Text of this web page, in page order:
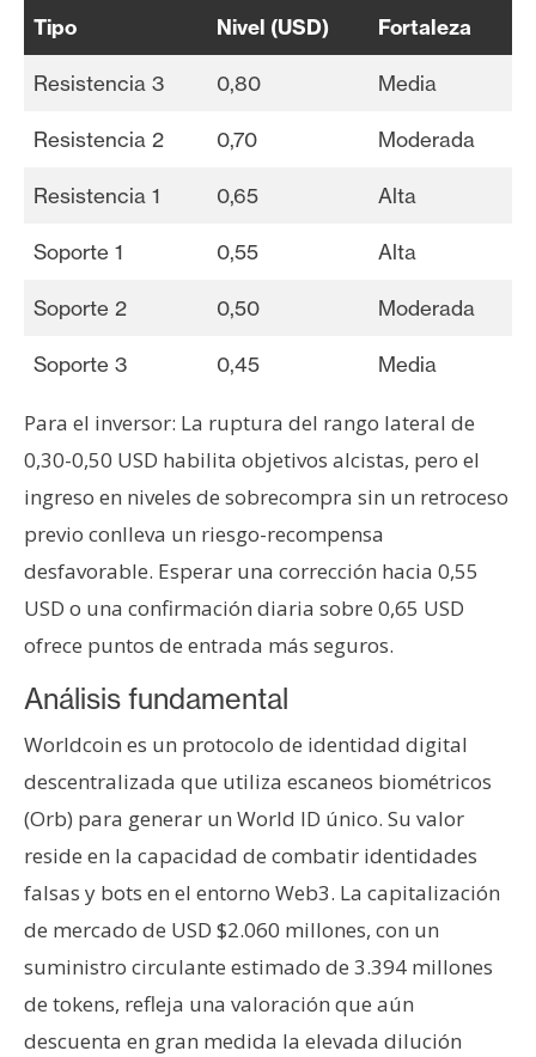
Tipo Nivel (USD) Fortaleza
Resistencia 3 0,80 Media
Resistencia 2 0,70 Moderada
Resistencia 1 0,65 Alta
Soporte 1 0,55 Alta
Soporte 2 0,50 Moderada
Soporte 3 0,45 Media
Para el inversor: La ruptura del rango lateral de
0,30-0,50 USD habilita objetivos alcistas, pero el
ingreso en niveles de sobrecompra sin un retroceso
previo conlleva un riesgo-recompensa
desfavorable. Esperar una corrección hacia 0,55
USD o una confirmación diaria sobre 0,65 USD
ofrece puntos de entrada más seguros.
Análisis fundamental
Worldcoin es un protocolo de identidad digital
descentralizada que utiliza escaneos biométricos
(Orb) para generar un World ID único. Su valor
reside en la capacidad de combatir identidades
falsas y bots en el entorno Web3. La capitalización
de mercado de USD $2.060 millones, con un
suministro circulante estimado de 3.394 millones
de tokens, refleja una valoración que aún
descuenta en gran medida la elevada dilución